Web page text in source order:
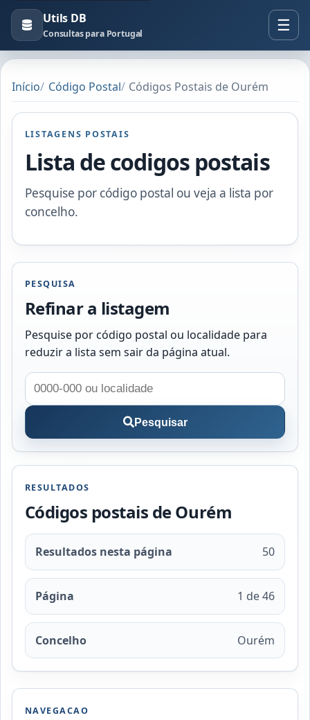
Utils DB
Consultas para Portugal
Início Código Postal Códigos Postais de Ourém
LISTAGENS POSTAIS
Lista de codigos postais
Pesquise por código postal ou veja a lista por
concelho.
PESQUISA
Refinar a listagem
Pesquise por código postal ou localidade para
reduzir a lista sem sair da página atual.
Pesquisar
RESULTADOS
Códigos postais de Ourém
Resultados nesta página 50
Página 1 de 46
Concelho Ourém
NAVEGACAO